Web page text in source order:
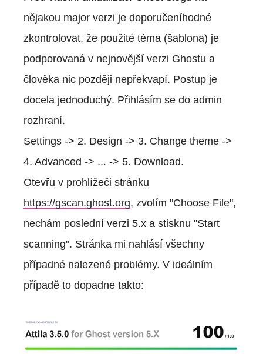
nějakou major verzi je doporučeníhodné
zkontrolovat, že použité téma (šablona) je
podporovaná v nejnovější verzi Ghostu a
člověka nic později nepřekvapí. Postup je
docela jednoduchý. Přihlásím se do admin
rozhraní.
Settings -> 2. Design -> 3. Change theme ->
4. Advanced -> ... -> 5. Download.
Otevřu v prohlížeči stránku
https://gscan.ghost.org, zvolím "Choose File",
nechám poslední verzi 5.x a stisknu "Start
scanning". Stránka mi nahlásí všechny
případné nalezené problémy. V ideálním
případě to dopadne takto: